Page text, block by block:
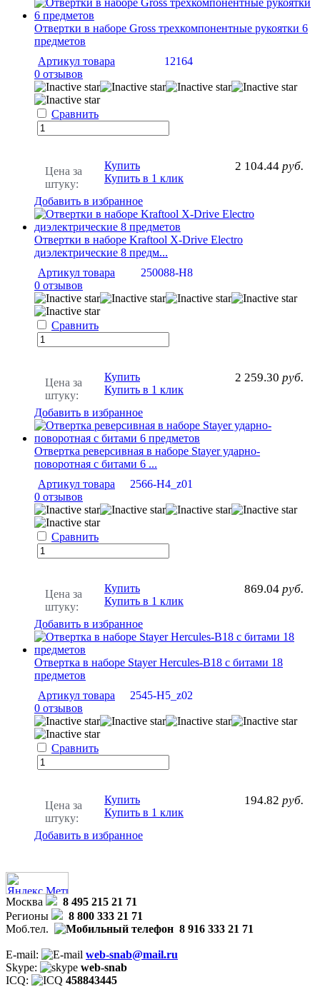
Отвертки в наборе Gross трехкомпонентные рукоятки 6
предметов
Артикул товара
12164
0 отзывов
Сравнить
Цена за
штуку:
2 104.44 руб.
Купить
Купить в 1 клик
Добавить в избранное
Отвертки в наборе Kraftool Х-Drive Electro
диэлектрические 8 предм...
Артикул товара
250088-H8
0 отзывов
Сравнить
Цена за
штуку:
2 259.30 руб.
Купить
Купить в 1 клик
Добавить в избранное
Отвертка реверсивная в наборе Stayer ударно-
поворотная с битами 6 ...
Артикул товара
2566-H4_z01
0 отзывов
Сравнить
Цена за
штуку:
869.04 руб.
Купить
Купить в 1 клик
Добавить в избранное
Отвертка в наборе Stayer Hercules-B18 с битами 18
предметов
Артикул товара
2545-H5_z02
0 отзывов
Сравнить
Цена за
штуку:
194.82 руб.
Купить
Купить в 1 клик
Добавить в избранное
Москва
8 495 215 21 71
Регионы
8 800 333 21 71
Моб.тел.
8 916 333 21 71
E-mail:
web-snab@mail.ru
Skype:
web-snab
ICQ:
458843445